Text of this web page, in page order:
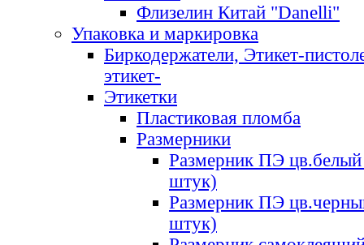
Флизелин Китай "Danelli"
Упаковка и маркировка
Биркодержатели, Этикет-
этикет-
Этикетки
Пластиковая пломба
Размерники
Размерник ПЭ цв.белый
штук)
Размерник ПЭ
штук)